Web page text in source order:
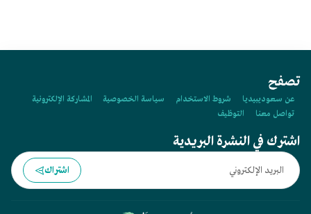
تصفح
عن سعوديبيديا شروط الاستخدام سياسة الخصوصية
المشاركة الإلكترونية
تواصل معنا
التوظيف
اشترك في النشرة البريدية
اشتراك